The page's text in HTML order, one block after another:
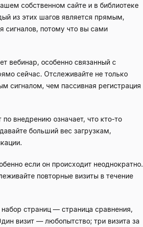
собственном сайте и в библиотеке
из этих шагов является прямым,
сигналов, потому что вы сами
вебинар, особенно связанный с
сейчас. Отслеживайте не только
сигналом, чем пассивная регистрация
внедрению означает, что кто-то
больший вес загрузкам,
если он происходит неоднократно.
повторные визиты в течение
страниц — страница сравнения,
визит — любопытство; три визита за